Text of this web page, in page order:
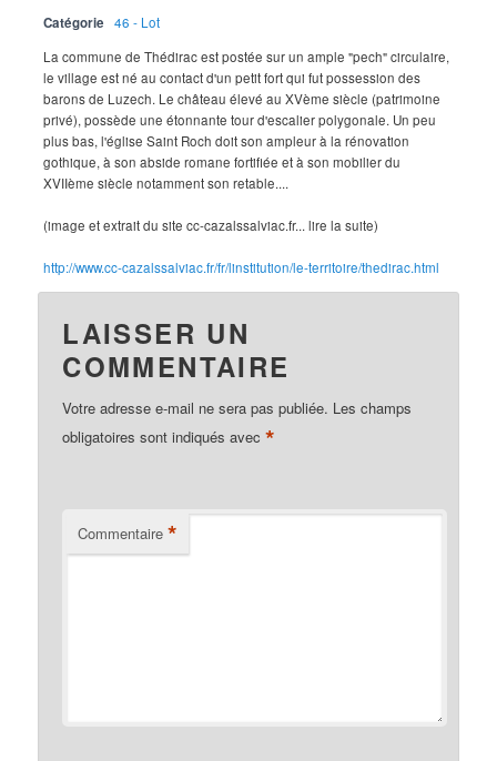
Catégorie
46 - Lot
La commune de Thédirac est postée sur un ample "pech" circulaire,
le village est né au contact d'un petit fort qui fut possession des
barons de Luzech. Le château élevé au XVème siècle (patrimoine
privé), possède une étonnante tour d'escalier polygonale. Un peu
plus bas, l'église Saint Roch doit son ampleur à la rénovation
gothique, à son abside romane fortifiée et à son mobilier du
XVIIème siècle notamment son retable....
(image et extrait du site cc-cazalssalviac.fr... lire la suite)
http://www.cc-cazalssalviac.fr/fr/linstitution/le-territoire/thedirac.html
LAISSER UN
COMMENTAIRE
Votre adresse e-mail ne sera pas publiée. Les champs
obligatoires sont indiqués avec*
Commentaire *